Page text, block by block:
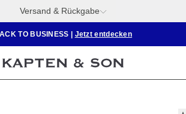
Versand & Rückgabe
TO BUSINESS Jetzt entdecken